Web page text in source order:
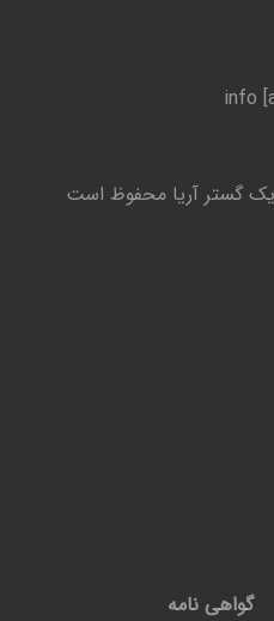
info
گستر آریا محفوظ است
گواهی نامه